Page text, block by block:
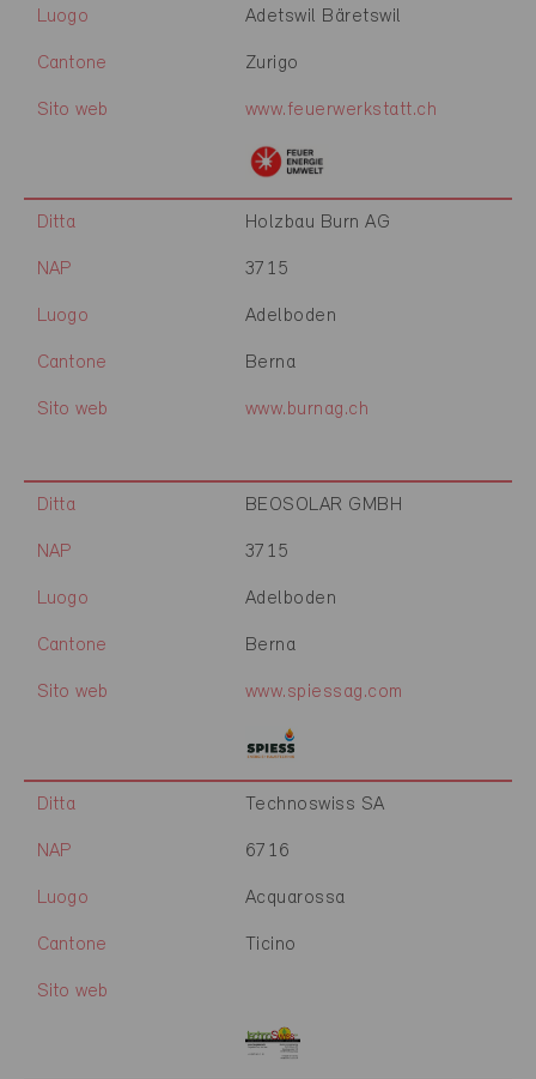
Luogo Adetswil Bäretswil
Cantone Zurigo
Sito web www.feuerwerkstatt.ch
Ditta Holzbau Burn AG
NAP 3715
Luogo Adelboden
Cantone Berna
Sito web www.burnag.ch
Ditta BEOSOLAR GMBH
NAP 3715
Luogo Adelboden
Cantone Berna
Sito web www.spiessag.com
Ditta Technoswiss SA
NAP 6716
Luogo Acquarossa
Cantone Ticino
Sito web